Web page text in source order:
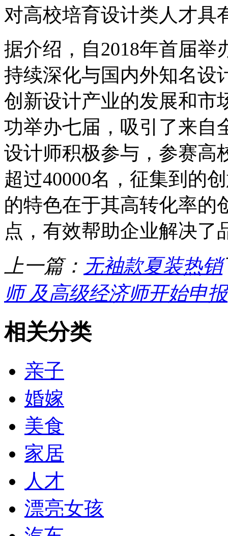
对高校培育设计类人才具
据介绍，自2018年首届举
持续深化与国内外知名设
创新设计产业的发展和市
功举办七届，吸引了来自
设计师积极参与，参赛高
超过40000名，征集到的
的特色在于其高转化率的
点，有效帮助企业解决了
上一篇： 无袖款夏装热销
师 及高级经济师开始申报
相关分类
亲子
婚嫁
美食
家居
人才
漂亮女孩